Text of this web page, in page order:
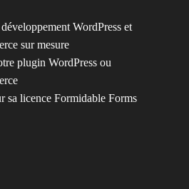
WordPress et
sur mesure
plugin WordPress ou
sa licence Formidable Forms